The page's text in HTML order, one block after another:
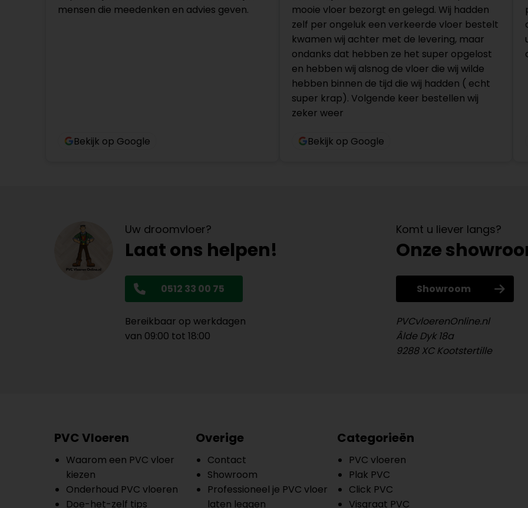
mensen die meedenken en advies geven.
Bekijk op Google
mooie vloer bezorgt en gelegd. Wij hadden
zelf per ongeluk een verkeerde vloer bestelt
kwamen wij achter met de levering, maar
ondanks dat hebben ze het super opgelost
en hebben wij alsnog de vloer die wij wilde
hebben binnen de tijd die wij hadden ( echt
super krap). Volgende keer bestellen wij
zeker weer
Bekijk op Google
Uw droomvloer?
Laat ons helpen!
0512 33 00 75
Bereikbaar op werkdagen
van 09:00 tot 18:00
Komt u liever langs?
Onze
Showroom
PVCvloerenOnline.nl
Âlde Dyk 18a
9288 XC Kootstertille
PVC Vloeren
Waarom een PVC vloer
kiezen
Onderhoud PVC vloeren
Doe-het-zelf tips
Overige
Contact
Showroom
Professioneel je PVC vloer
laten leggen
Categorieën
PVC vloeren
Plak PVC
Click PVC
Visgraat PVC